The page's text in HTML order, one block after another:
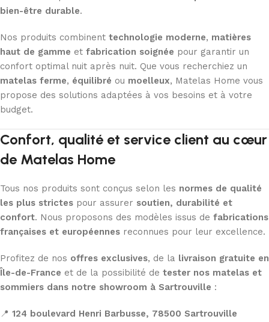
bien-être durable.
Nos produits combinent technologie moderne, matières
haut de gamme et fabrication soignée pour garantir un
confort optimal nuit après nuit. Que vous recherchiez un
matelas ferme, équilibré ou moelleux, Matelas Home vous
propose des solutions adaptées à vos besoins et à votre
budget.
Confort, qualité et service client au cœur
de Matelas Home
Tous nos produits sont conçus selon les normes de qualité
les plus strictes pour assurer soutien, durabilité et
confort. Nous proposons des modèles issus de fabrications
françaises et européennes reconnues pour leur excellence.
Profitez de nos offres exclusives, de la livraison gratuite en
Île-de-France et de la possibilité de tester nos matelas et
sommiers dans notre showroom à Sartrouville :
📍 124 boulevard Henri Barbusse, 78500 Sartrouville